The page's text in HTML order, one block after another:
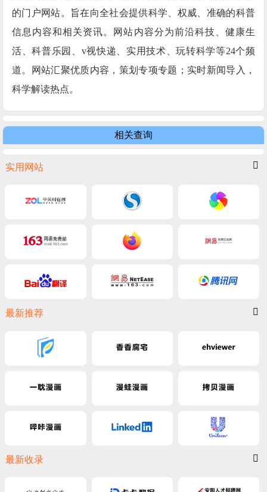
的门户网站。旨在向全社会提供科学、权威、准确的科普
信息内容和相关资讯。网站内容分为前沿科技、健康生
活、科普乐园、v视快递、实用技术、玩转科学等24个频
道。网站汇聚优质内容，策划专项专题；实时新闻导入，
科学解读热点。
相关查询
实用网站
最新推荐
最新收录